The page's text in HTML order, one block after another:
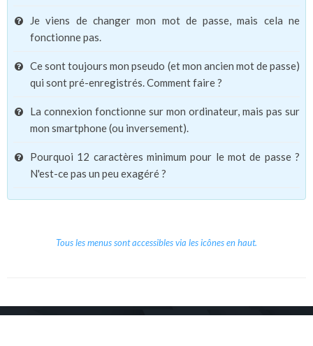
Je viens de changer mon mot de passe, mais cela ne
fonctionne pas.
Ce sont toujours mon pseudo (et mon ancien mot de passe)
qui sont pré-enregistrés. Comment faire ?
La connexion fonctionne sur mon ordinateur, mais pas sur
mon smartphone (ou inversement).
Pourquoi 12 caractères minimum pour le mot de passe ?
N'est-ce pas un peu exagéré ?
Tous les menus sont accessibles via les icônes en haut.